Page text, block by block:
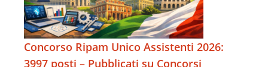
Concorso Ripam Unico Assistenti 2026:
3997 posti – Pubblicati su Concorsi